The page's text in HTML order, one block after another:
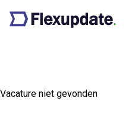
Vacature niet gevonden